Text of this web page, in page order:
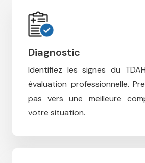
Diagnostic
Identifiez les signes du
évaluation professionnelle.
pas vers une meilleure
votre situation.